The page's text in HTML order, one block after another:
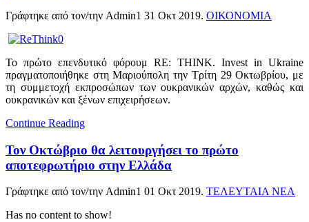
Γράφτηκε από τον/την Admin1 31 Οκτ 2019. ΟΙΚΟΝΟΜΙΑ
Το πρώτο επενδυτικό φόρουμ RE: THINK. Invest in Ukraine
πραγματοποιήθηκε στη Μαριούπολη την Τρίτη 29 Οκτωβρίου, με
τη συμμετοχή εκπροσώπων των ουκρανικών αρχών, καθώς και
ουκρανικών και ξένων επιχειρήσεων.
Continue Reading
Τον Οκτώβριο θα λειτουργήσει το πρώτο
αποτεφρωτήριο στην Ελλάδα
Γράφτηκε από τον/την Admin1 01 Οκτ 2019. ΤΕΛΕΥΤΑΙΑ ΝΕΑ
Has no content to show!